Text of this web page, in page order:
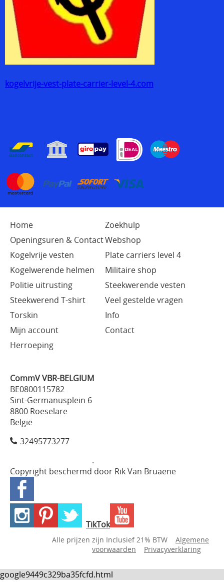
kogelvrije-vest-plate-carrier-level-4.com
Home
Zoekhulp
Openingsuren & ContactWebshop
Kogelvrije vesten
Plate carriers level 4
Kogelwerende helmen
Militaire shop
Politie uitrusting
Steekwerende vesten
Steekwerend T-shirt
Veel gestelde vragen
Torskin
Info
Mijn account
Contact
Herroeping
CommV VBR-BELGIUM
BE0800115782
Sint-Germanusplein 6
8800 Roeselare
België
32495773277
.
Copyright beschermd door Rik Van Bruaene
TikTok
Alle prijzen zijn Inclusief 21% BTW
Algemene
voorwaarden
Privacyverklaring
google9449c329ba35fcfd.html